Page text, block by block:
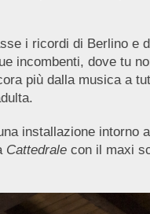
i ricordi di Berlino e
incombenti, dove tu
più dalla musica a
installazione intorno
Cattedralecon il maxi